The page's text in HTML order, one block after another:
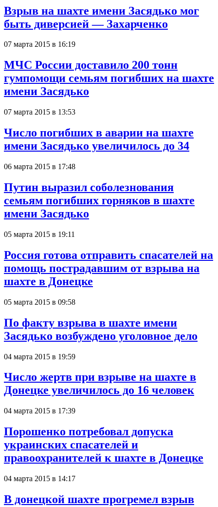
Взрыв на шахте имени Засядько мог
быть диверсией — Захарченко
07 марта 2015 в 16:19
МЧС России доставило 200 тонн
гумпомощи семьям погибших на шахте
имени Засядько
07 марта 2015 в 13:53
Число погибших в аварии на шахте
имени Засядько увеличилось до 34
06 марта 2015 в 17:48
Путин выразил соболезнования
семьям погибших горняков в шахте
имени Засядько
05 марта 2015 в 19:11
Россия готова отправить спасателей на
помощь пострадавшим от взрыва на
шахте в Донецке
05 марта 2015 в 09:58
По факту взрыва в шахте имени
Засядько возбуждено уголовное дело
04 марта 2015 в 19:59
Число жертв при взрыве на шахте в
Донецке увеличилось до 16 человек
04 марта 2015 в 17:39
Порошенко потребовал допуска
украинских спасателей и
правоохранителей к шахте в Донецке
04 марта 2015 в 14:17
В донецкой шахте прогремел взрыв